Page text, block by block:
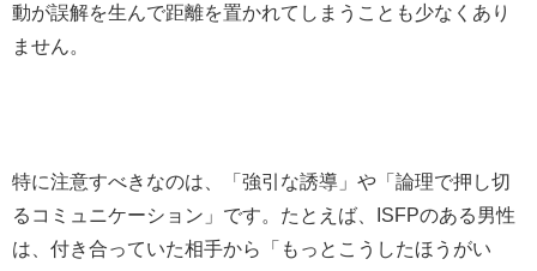
動が誤解を生んで距離を置かれてしまうことも少なくあり
ません。
特に注意すべきなのは、「強引な誘導」や「論理で押し切
るコミュニケーション」です。たとえば、ISFPのある男性
は、付き合っていた相手から「もっとこうしたほうがい